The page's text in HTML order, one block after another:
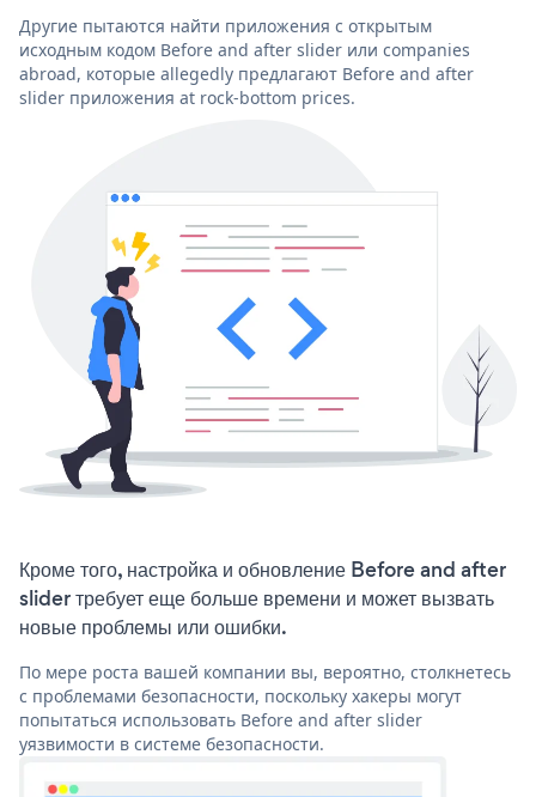
Другие пытаются найти приложения с открытым
исходным кодом Before and after slider или companies
abroad, которые allegedly предлагают Before and after
slider приложения at rock-bottom prices.
Кроме того, настройка и обновление Before and after
slider требует еще больше времени и может вызвать
новые проблемы или ошибки.
По мере роста вашей компании вы, вероятно, столкнетесь
с проблемами безопасности, поскольку хакеры могут
попытаться использовать Before and after slider
уязвимости в системе безопасности.